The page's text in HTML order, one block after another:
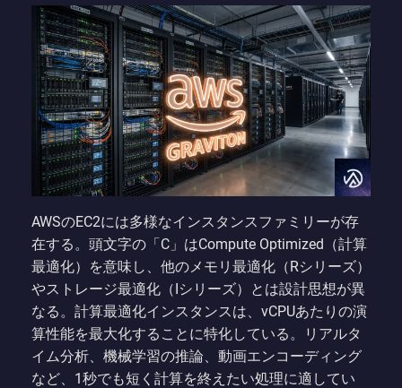
AWSのEC2には多様なインスタンスファミリーが存
在する。頭文字の「C」はCompute Optimized（計算
最適化）を意味し、他のメモリ最適化（Rシリーズ）
やストレージ最適化（Iシリーズ）とは設計思想が異
なる。計算最適化インスタンスは、vCPUあたりの演
算性能を最大化することに特化している。リアルタ
イム分析、機械学習の推論、動画エンコーディング
など、1秒でも短く計算を終えたい処理に適してい